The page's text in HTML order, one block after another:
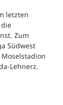
letzten
Zum
Südwest
Lehnerz.